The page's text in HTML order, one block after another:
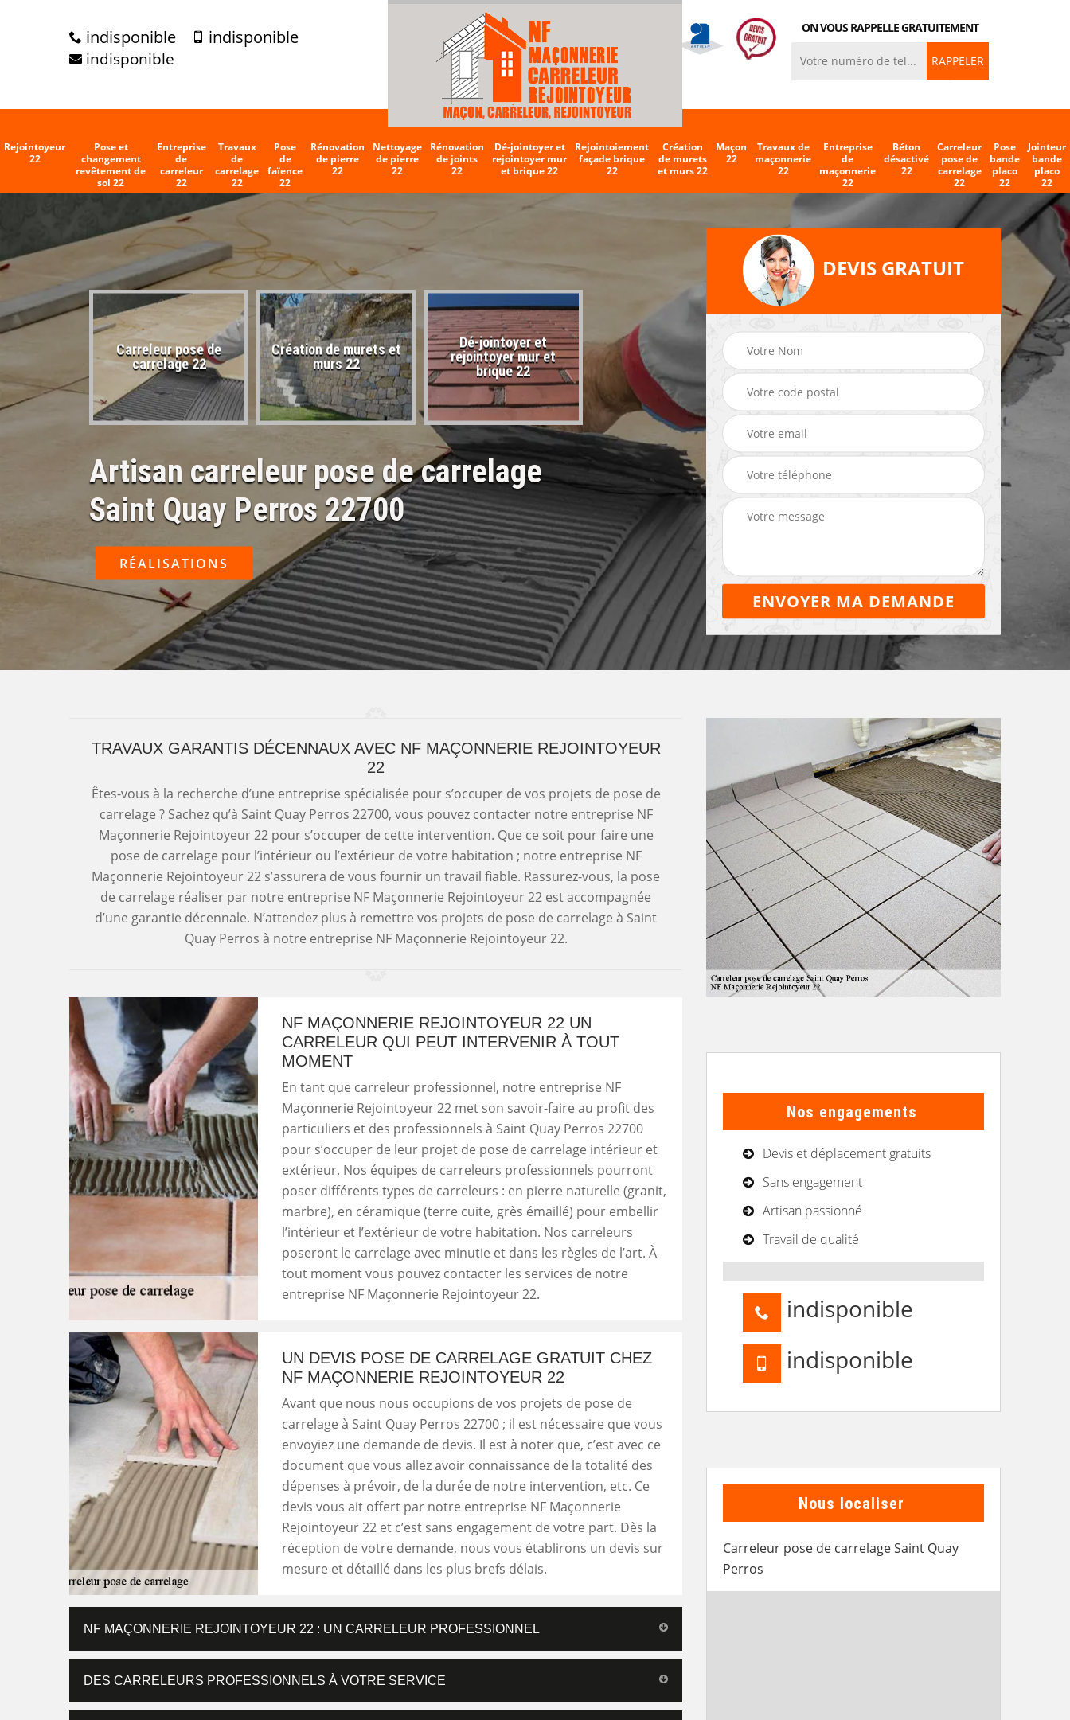
indisponible indisponible
indisponible
ON VOUS RAPPELLE GRATUITEMENT
Rejointoyeur
22
Pose et
changement
revêtement de
sol 22
Entreprise
de
carreleur
22
Travaux
de
carrelage
22
Pose
de
faïence
22
Rénovation
de pierre
22
Nettoyage
de pierre
22
Rénovation
de joints
22
Dé-jointoyer et
rejointoyer mur
et brique 22
Rejointoiement
façade brique
22
Création
de murets
et murs 22
Maçon
22
Travaux de
maçonnerie
22
Entreprise
de
maçonnerie
22
Béton
désactivé
22
Carreleur
pose de
carrelage
22
Pose
bande
placo
22
Jointeur
bande
placo
22
Carreleur pose de
carrelage 22
Création de murets et
murs 22
Dé-jointoyer et
rejointoyer mur et
brique 22
Entreprise de carreleur
Entreprise de
Maçon 22
Artisan carreleur pose de carrelage
Saint Quay Perros 22700
RÉALISATIONS
DEVIS GRATUIT
TRAVAUX GARANTIS DÉCENNAUX AVEC NF MAÇONNERIE REJOINTOYEUR
22
Êtes-vous à la recherche d’une entreprise spécialisée pour s’occuper de vos projets de pose de
carrelage ? Sachez qu’à Saint Quay Perros 22700, vous pouvez contacter notre entreprise NF
Maçonnerie Rejointoyeur 22 pour s’occuper de cette intervention. Que ce soit pour faire une
pose de carrelage pour l’intérieur ou l’extérieur de votre habitation ; notre entreprise NF
Maçonnerie Rejointoyeur 22 s’assurera de vous fournir un travail fiable. Rassurez-vous, la pose
de carrelage réaliser par notre entreprise NF Maçonnerie Rejointoyeur 22 est accompagnée
d’une garantie décennale. N’attendez plus à remettre vos projets de pose de carrelage à Saint
Quay Perros à notre entreprise NF Maçonnerie Rejointoyeur 22.
NF MAÇONNERIE REJOINTOYEUR 22 UN
CARRELEUR QUI PEUT INTERVENIR À TOUT
MOMENT
En tant que carreleur professionnel, notre entreprise NF
Maçonnerie Rejointoyeur 22 met son savoir-faire au profit des
particuliers et des professionnels à Saint Quay Perros 22700
pour s’occuper de leur projet de pose de carrelage intérieur et
extérieur. Nos équipes de carreleurs professionnels pourront
poser différents types de carreleurs : en pierre naturelle (granit,
marbre), en céramique (terre cuite, grès émaillé) pour embellir
l’intérieur et l’extérieur de votre habitation. Nos carreleurs
poseront le carrelage avec minutie et dans les règles de l’art. À
tout moment vous pouvez contacter les services de notre
entreprise NF Maçonnerie Rejointoyeur 22.
UN DEVIS POSE DE CARRELAGE GRATUIT CHEZ
NF MAÇONNERIE REJOINTOYEUR 22
Avant que nous nous occupions de vos projets de pose de
carrelage à Saint Quay Perros 22700 ; il est nécessaire que vous
envoyiez une demande de devis. Il est à noter que, c’est avec ce
document que vous allez avoir connaissance de la totalité des
dépenses à prévoir, de la durée de notre intervention, etc. Ce
devis vous ait offert par notre entreprise NF Maçonnerie
Rejointoyeur 22 et c’est sans engagement de votre part. Dès la
réception de votre demande, nous vous établirons un devis sur
mesure et détaillé dans les plus brefs délais.
NF MAÇONNERIE REJOINTOYEUR 22 : UN CARRELEUR PROFESSIONNEL
DES CARRELEURS PROFESSIONNELS À VOTRE SERVICE
Nos engagements
Devis et déplacement gratuits
Sans engagement
Artisan passionné
Travail de qualité
indisponible
indisponible
Nous localiser
Carreleur pose de carrelage Saint Quay
Perros